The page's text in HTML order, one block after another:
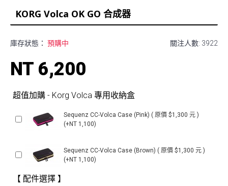
KORG Volca OK GO 合成器
關注人數: 3922
庫存狀態： 預購中
NT 6,200
超值加購 - Korg Volca 專用收納盒
Sequenz CC-Volca Case (Pink) ( 原價 $1,300 元 )
(+NT 1,100)
Sequenz CC-Volca Case (Brown) ( 原價 $1,300 元 )
(+NT 1,100)
【 配件選擇 】